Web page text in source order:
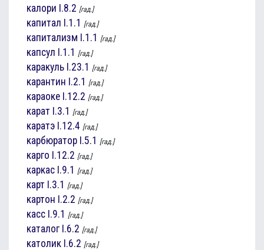
калори I.8.2 [гад.]
капитал I.1.1 [гад.]
капитализм I.1.1 [гад.]
капсул I.1.1 [гад.]
каракуль I.23.1 [гад.]
карантин I.2.1 [гад.]
караоке I.12.2 [гад.]
карат I.3.1 [гад.]
каратэ I.12.4 [гад.]
карбюратор I.5.1 [гад.]
карго I.12.2 [гад.]
каркас I.9.1 [гад.]
карт I.3.1 [гад.]
картон I.2.2 [гад.]
касс I.9.1 [гад.]
каталог I.6.2 [гад.]
католик I.6.2 [гад.]